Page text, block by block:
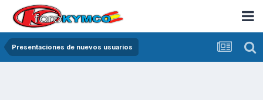
Presentaciones de nuevos usuarios